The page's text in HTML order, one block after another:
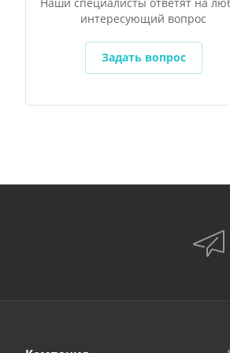
интересующий вопрос
Задать вопрос